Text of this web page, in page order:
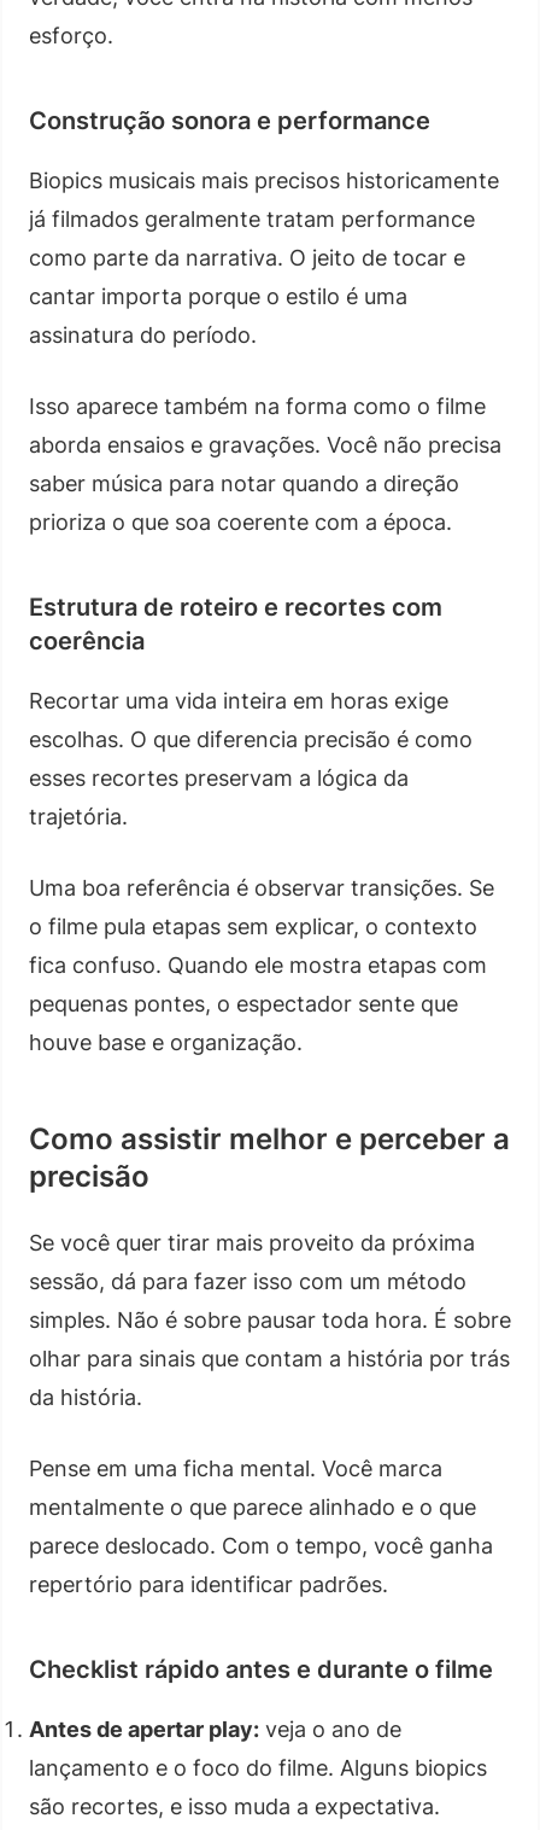
esforço.
Construção sonora e performance
Biopics musicais mais precisos historicamente
já filmados geralmente tratam performance
como parte da narrativa. O jeito de tocar e
cantar importa porque o estilo é uma
assinatura do período.
Isso aparece também na forma como o filme
aborda ensaios e gravações. Você não precisa
saber música para notar quando a direção
prioriza o que soa coerente com a época.
Estrutura de roteiro e recortes com
coerência
Recortar uma vida inteira em horas exige
escolhas. O que diferencia precisão é como
esses recortes preservam a lógica da
trajetória.
Uma boa referência é observar transições. Se
o filme pula etapas sem explicar, o contexto
fica confuso. Quando ele mostra etapas com
pequenas pontes, o espectador sente que
houve base e organização.
Como assistir melhor e perceber a
precisão
Se você quer tirar mais proveito da próxima
sessão, dá para fazer isso com um método
simples. Não é sobre pausar toda hora. É sobre
olhar para sinais que contam a história por trás
da história.
Pense em uma ficha mental. Você marca
mentalmente o que parece alinhado e o que
parece deslocado. Com o tempo, você ganha
repertório para identificar padrões.
Checklist rápido antes e durante o filme
Antes de apertar play: veja o ano de
lançamento e o foco do filme. Alguns biopics
são recortes, e isso muda a expectativa.